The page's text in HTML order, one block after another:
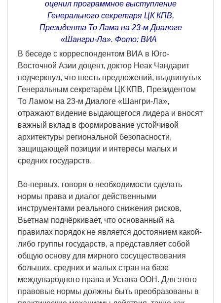
оценил программное выступление
Генерального секретаря ЦК КПВ,
Президента То Лама на 23-м Диалоге
«Шангри-Ла». Фото: ВИА
В беседе с корреспондентом ВИА в Юго-
Восточной Азии доцент, доктор Неак Чандарит
подчеркнул, что шесть предложений, выдвинутых
Генеральным секретарём ЦК КПВ, Президентом
То Ламом на 23-м Диалоге «Шангри-Ла»,
отражают видение выдающегося лидера и вносят
важный вклад в формирование устойчивой
архитектуры региональной безопасности,
защищающей позиции и интересы малых и
средних государств.
Во-первых, говоря о необходимости сделать
нормы права и диалог действенными
инструментами реального снижения рисков,
Вьетнам подчёркивает, что основанный на
правилах порядок не является достоянием какой-
либо группы государств, а представляет собой
общую основу для мирного сосуществования
больших, средних и малых стран на базе
международного права и Устава ООН. Для этого
правовые нормы должны быть преобразованы в